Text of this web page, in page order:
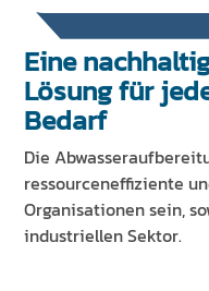
Eine
Lösung für
Bedarf
Die
ressourceneffiziente
Organisationen sein,
industriellen Sektor.